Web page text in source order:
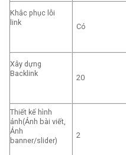
Khắc phục lỗi
link
Có
Xây dựng
Backlink
20
Thiết kế hình
ảnh(Ảnh bài viết,
Ảnh
banner/slider)
2